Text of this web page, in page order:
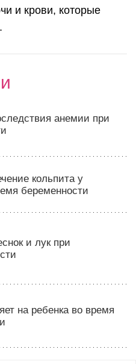
и крови, которые
анемии при
кольпита у
беременности
и лук при
на ребенка во время